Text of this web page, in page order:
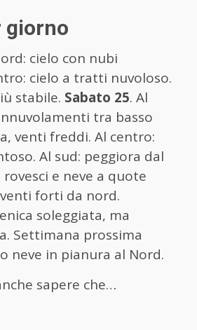
giorno
cielo con nubi
cielo a tratti nuvoloso.
stabile. Sabato 25. Al
tra basso
venti freddi. Al centro:
Al sud: peggiora dal
e neve a quote
forti da nord.
soleggiata, ma
Settimana prossima
neve in pianura al Nord.
sapere che…